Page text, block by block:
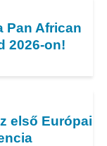
Pan African
2026-on!
első Európai